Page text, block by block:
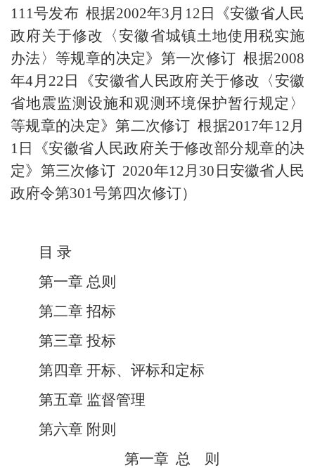
111号发布 根据2002年3月 12 日《安徽省人民
政府关于修改〈安徽省城镇土地使用税实施
办法〉等规章的决定》第一次修订 根据2008
年4月 22 日《安徽省人民政府关于修改〈安徽
省地震监测设施和观测环境保护暂行规定〉
等规章的决定》第二次修订 根据2017年12月
1 日《安徽省人民政府关于修改部分规章的决
定》第三次修订 2020年12月 30 日安徽省人民
政府令第301号第四次修订）
目 录
第一章 总则
第二章 招标
第三章 投标
第四章 开标、评标和定标
第五章 监督管理
第六章 附则
第一章 总
则